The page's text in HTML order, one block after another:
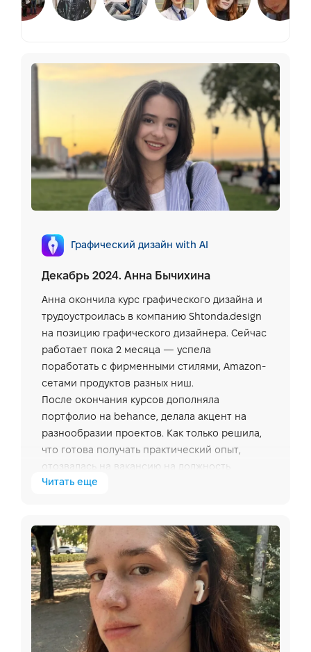
Графический дизайн with AI
Декабрь 2024. Анна Бычихина
Анна окончила курс графического дизайна и
трудоустроилась в компанию Shtonda.design
на позицию графического дизайнера. Сейчас
работает пока 2 месяца — успела
поработать с фирменными стилями, Amazon-
сетами продуктов разных ниш.
После окончания курсов дополняла
портфолио на behance, делала акцент на
разнообразии проектов. Как только решила,
что готова получать практический опыт,
отозвалась на вакансию на должность
графического дизайнера. Важным было
компании — дизайн Amazon-продуктов.
Читать еще